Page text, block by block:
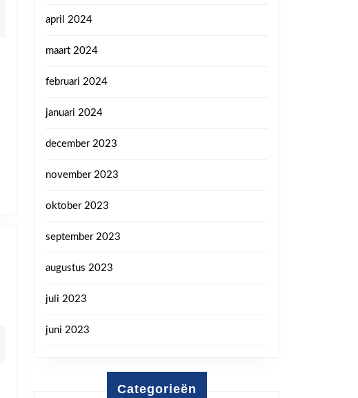
april 2024
maart 2024
februari 2024
januari 2024
december 2023
november 2023
oktober 2023
september 2023
augustus 2023
juli 2023
juni 2023
Categorieën